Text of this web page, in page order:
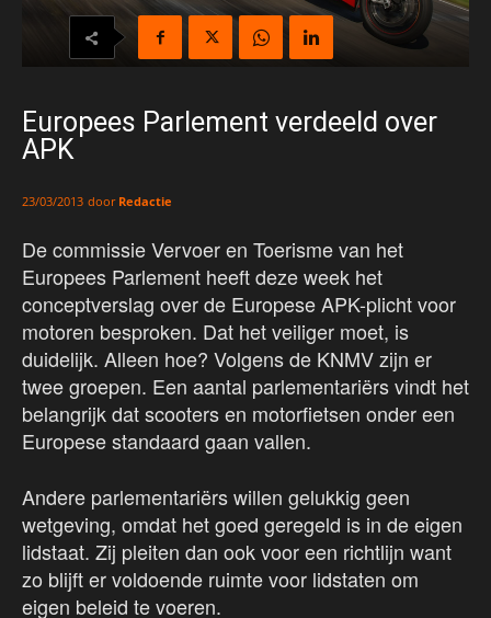
Europees Parlement verdeeld over
APK
23/03/2013 door Redactie
De commissie Vervoer en Toerisme van het
Europees Parlement heeft deze week het
conceptverslag over de Europese APK-plicht voor
motoren besproken. Dat het veiliger moet, is
duidelijk. Alleen hoe? Volgens de KNMV zijn er
twee groepen. Een aantal parlementariërs vindt het
belangrijk dat scooters en motorfietsen onder een
Europese standaard gaan vallen.
Andere parlementariërs willen gelukkig geen
wetgeving, omdat het goed geregeld is in de eigen
lidstaat. Zij pleiten dan ook voor een richtlijn want
zo blijft er voldoende ruimte voor lidstaten om
eigen beleid te voeren.